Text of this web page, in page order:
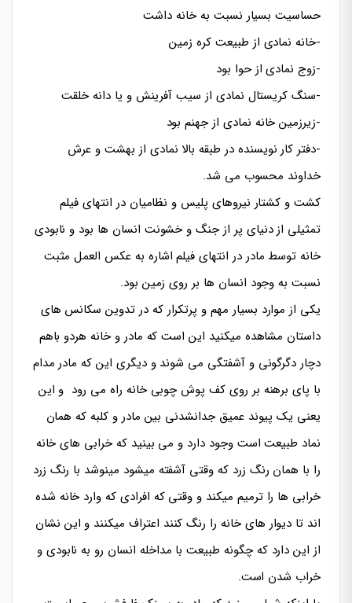
حساسیت بسیار نسبت به خانه داشت
-خانه نمادی از طبیعت کره زمین
-زوج نمادی از حوا بود
-سنگ کریستال نمادی از سیب آفرینش و یا دانه خلقت
-زیرزمین خانه نمادی از جهنم بود
-دفتر کار نویسنده در طبقه بالا نمادی از بهشت و عرش
خداوند محسوب می شد.
کشت و کشتار نیروهای پلیس و نظامیان در انتهای فیلم
تمثیلی از دنیای پر از جنگ و خشونت انسان ها بود و نابودی
خانه توسط مادر در انتهای فیلم اشاره به عکس العمل مثبت
نسبت به وجود انسان ها بر روی زمین بود.
یکی از موارد بسیار مهم و پرتکرار که در تدوین سکانس های
داستان مشاهده میکنید این است که مادر و خانه هردو باهم
دچار دگرگونی و آشفتگی می شوند و دیگری این که مادر مدام
با پای برهنه بر روی کف پوش چوبی خانه راه می رود و این
یعنی یک پیوند عمیق جدانشدنی بین مادر و کلبه که همان
نماد طبیعت است وجود دارد و می بینید که خرابی های خانه
را با همان رنگ زرد که وقتی آشفته میشود مینوشد با رنگ زرد
خرابی ها را ترمیم میکند و وقتی که افرادی که وارد خانه شده
اند تا دیوار های خانه را رنگ کنند اعتراف میکنند و این نشان
از این دارد که چگونه طبیعت با مداخله انسان رو به نابودی و
خراب شدن است.